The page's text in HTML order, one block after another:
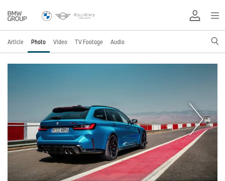
Article Photo Video TV Footage Audio